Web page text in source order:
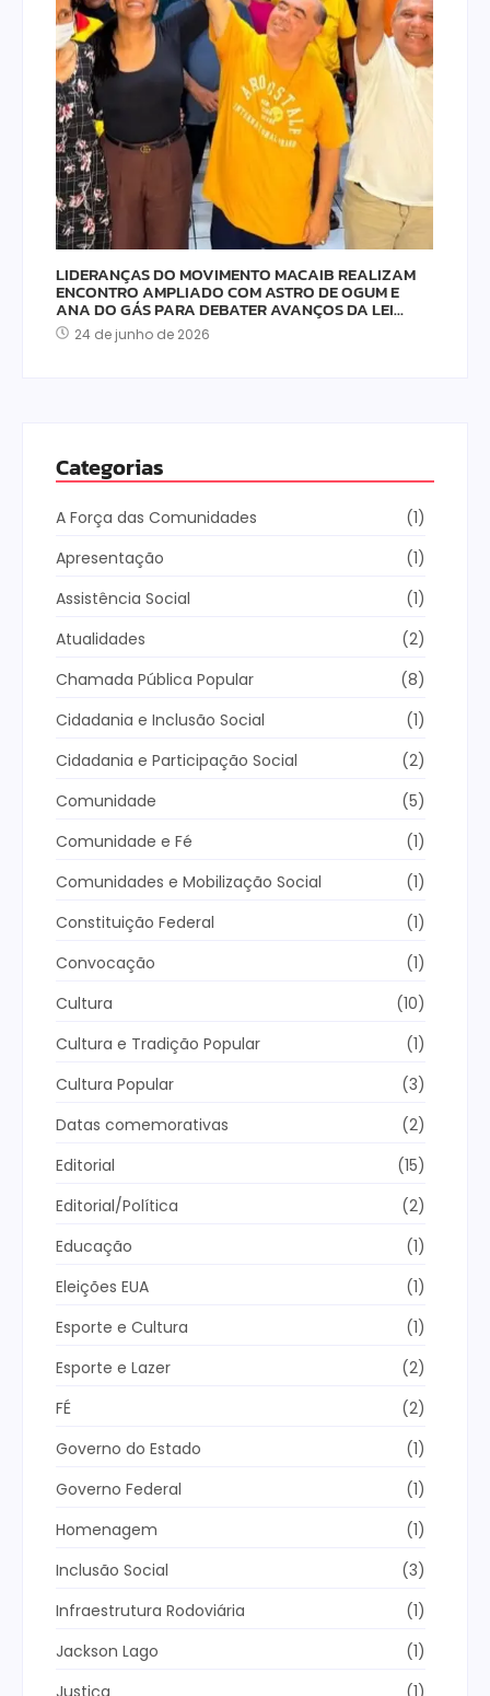
LIDERANÇAS DO MOVIMENTO MACAIB REALIZAM
ENCONTRO AMPLIADO COM ASTRO DE OGUM E
ANA DO GÁS PARA DEBATER AVANÇOS DA LEI…
24 de junho de 2026
Categorias
A Força das Comunidades
(1)
Apresentação
(1)
Assistência Social
(1)
Atualidades
(2)
Chamada Pública Popular
(8)
Cidadania e Inclusão Social
(1)
Cidadania e Participação Social
(2)
Comunidade
(5)
Comunidade e Fé
(1)
Comunidades e Mobilização Social
(1)
Constituição Federal
(1)
Convocação
(1)
Cultura
(10)
Cultura e Tradição Popular
(1)
Cultura Popular
(3)
Datas comemorativas
(2)
Editorial
(15)
Editorial/Política
(2)
Educação
(1)
Eleições EUA
(1)
Esporte e Cultura
(1)
Esporte e Lazer
(2)
FÉ
(2)
Governo do Estado
(1)
Governo Federal
(1)
Homenagem
(1)
Inclusão Social
(3)
Infraestrutura Rodoviária
(1)
Jackson Lago
(1)